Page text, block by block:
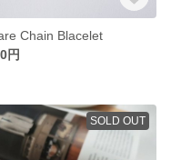
Chain Blacelet
円
SOLD OUT